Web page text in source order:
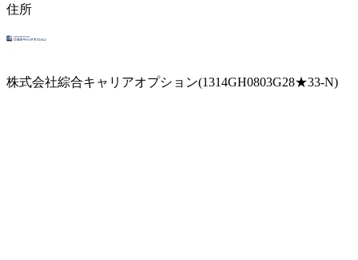
住所
株式会社綜合キャリアオプション(1314GH0803G28★33-N)